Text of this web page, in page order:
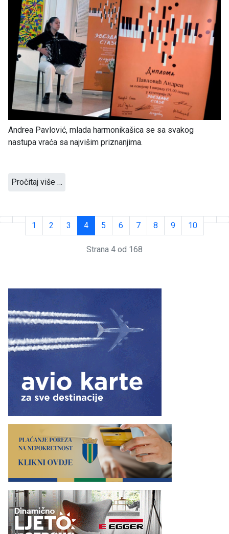
Andrea Pavlović, mlada harmonikašica se sa svakog
nastupa vraća sa najvišim priznanjima.
Pročitaj više …
1 2 3 4 5 6 7 8 9 10
Strana 4 od 168